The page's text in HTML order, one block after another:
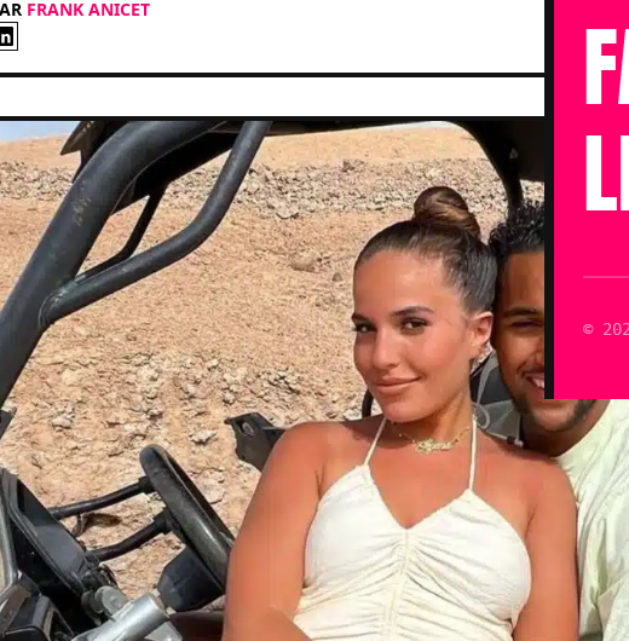
©
FRANK ANICET